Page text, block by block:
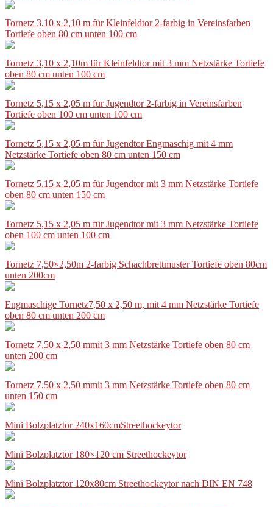
Tornetz 3,10 x 2,10 m für Kleinfeldtor 2-farbig in Vereinsfarben
Tortiefe oben 80 cm unten 100 cm
Tornetz 3,10 x 2,10m für Kleinfeldtor mit 3 mm Netzstärke Tortiefe
oben 80 cm unten 100 cm
Tornetz 5,15 x 2,05 m für Jugendtor 2-farbig in Vereinsfarben
Tortiefe oben 100 cm unten 100 cm
Tornetz 5,15 x 2,05 m für Jugendtor Engmaschig mit 4 mm
Netzstärke Tortiefe oben 80 cm unten 150 cm
Tornetz 5,15 x 2,05 m für Jugendtor mit 3 mm Netzstärke Tortiefe
oben 80 cm unten 150 cm
Tornetz 5,15 x 2,05 m für Jugendtor mit 3 mm Netzstärke Tortiefe
oben 100 cm unten 100 cm
Tornetz 7,50×2,50m 2-farbig Schachbrettmuster Tortiefe oben 80cm
unten 200cm
Engmaschige Tornetz7,50 x 2,50 m, mit 4 mm Netzstärke Tortiefe
oben 80 cm unten 200 cm
Tornetz 7,50 x 2,50 mmit 3 mm Netzstärke Tortiefe oben 80 cm
unten 200 cm
Tornetz 7,50 x 2,50 mmit 3 mm Netzstärke Tortiefe oben 80 cm
unten 150 cm
Mini Bolzplatztor 240x160cmStreethockeytor
Mini Bolzplatztor 180×120 cm Streethockeytor
Mini Bolzplatztor 120x80cm Streethockeytor nach DIN EN 748